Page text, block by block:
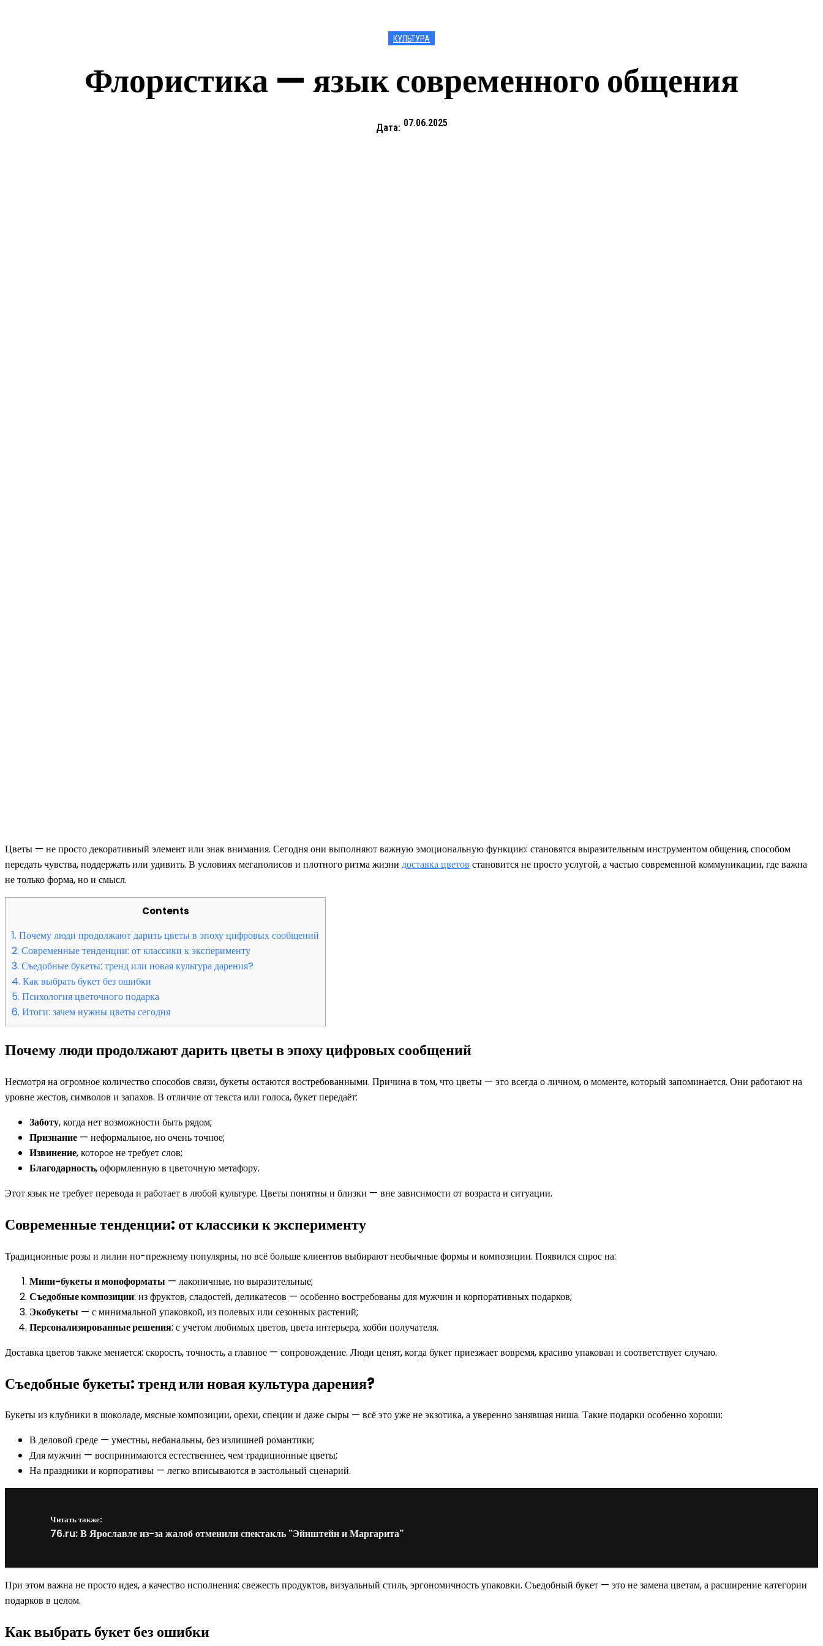
КУЛЬТУРА
Флористика — язык современного общения
Дата: 07.06.2025
Цветы — не просто декоративный элемент или знак внимания. Сегодня они выполняют важную эмоциональную функцию: становятся выразительным инструментом общения, способом
передать чувства, поддержать или удивить. В условиях мегаполисов и плотного ритма жизни доставка цветов становится не просто услугой, а частью современной коммуникации, где важна
не только форма, но и смысл.
Contents
1. Почему люди продолжают дарить цветы в эпоху цифровых сообщений
2. Современные тенденции: от классики к эксперименту
3. Съедобные букеты: тренд или новая культура дарения?
4. Как выбрать букет без ошибки
5. Психология цветочного подарка
6. Итоги: зачем нужны цветы сегодня
Почему люди продолжают дарить цветы в эпоху цифровых сообщений
Несмотря на огромное количество способов связи, букеты остаются востребованными. Причина в том, что цветы — это всегда о личном, о моменте, который запоминается. Они работают на
уровне жестов, символов и запахов. В отличие от текста или голоса, букет передаёт:
Заботу, когда нет возможности быть рядом;
Признание — неформальное, но очень точное;
Извинение, которое не требует слов;
Благодарность, оформленную в цветочную метафору.
Этот язык не требует перевода и работает в любой культуре. Цветы понятны и близки — вне зависимости от возраста и ситуации.
Современные тенденции: от классики к эксперименту
Традиционные розы и лилии по-прежнему популярны, но всё больше клиентов выбирают необычные формы и композиции. Появился спрос на:
Мини-букеты и моноформаты — лаконичные, но выразительные;
Съедобные композиции: из фруктов, сладостей, деликатесов — особенно востребованы для мужчин и корпоративных подарков;
Экобукеты — с минимальной упаковкой, из полевых или сезонных растений;
Персонализированные решения: с учетом любимых цветов, цвета интерьера, хобби получателя.
Доставка цветов также меняется: скорость, точность, а главное — сопровождение. Люди ценят, когда букет приезжает вовремя, красиво упакован и соответствует случаю.
Съедобные букеты: тренд или новая культура дарения?
Букеты из клубники в шоколаде, мясные композиции, орехи, специи и даже сыры — всё это уже не экзотика, а уверенно занявшая ниша. Такие подарки особенно хороши:
В деловой среде — уместны, небанальны, без излишней романтики;
Для мужчин — воспринимаются естественнее, чем традиционные цветы;
На праздники и корпоративы — легко вписываются в застольный сценарий.
Читать также:
76.ru: В Ярославле из-за жалоб отменили спектакль "Эйнштейн и Маргарита"
При этом важна не просто идея, а качество исполнения: свежесть продуктов, визуальный стиль, эргономичность упаковки. Съедобный букет — это не замена цветам, а расширение категории
подарков в целом.
Как выбрать букет без ошибки